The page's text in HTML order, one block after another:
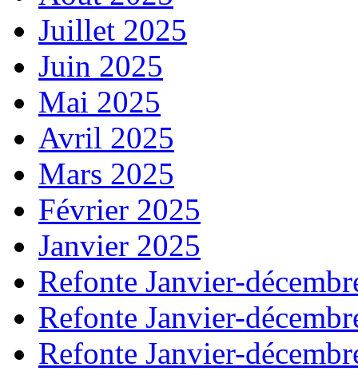
Juillet 2025
Juin 2025
Mai 2025
Avril 2025
Mars 2025
Février 2025
Janvier 2025
Refonte Janvier-
Refonte Janvier-
Refonte Janvier-